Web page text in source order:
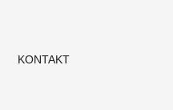
KONTAKT